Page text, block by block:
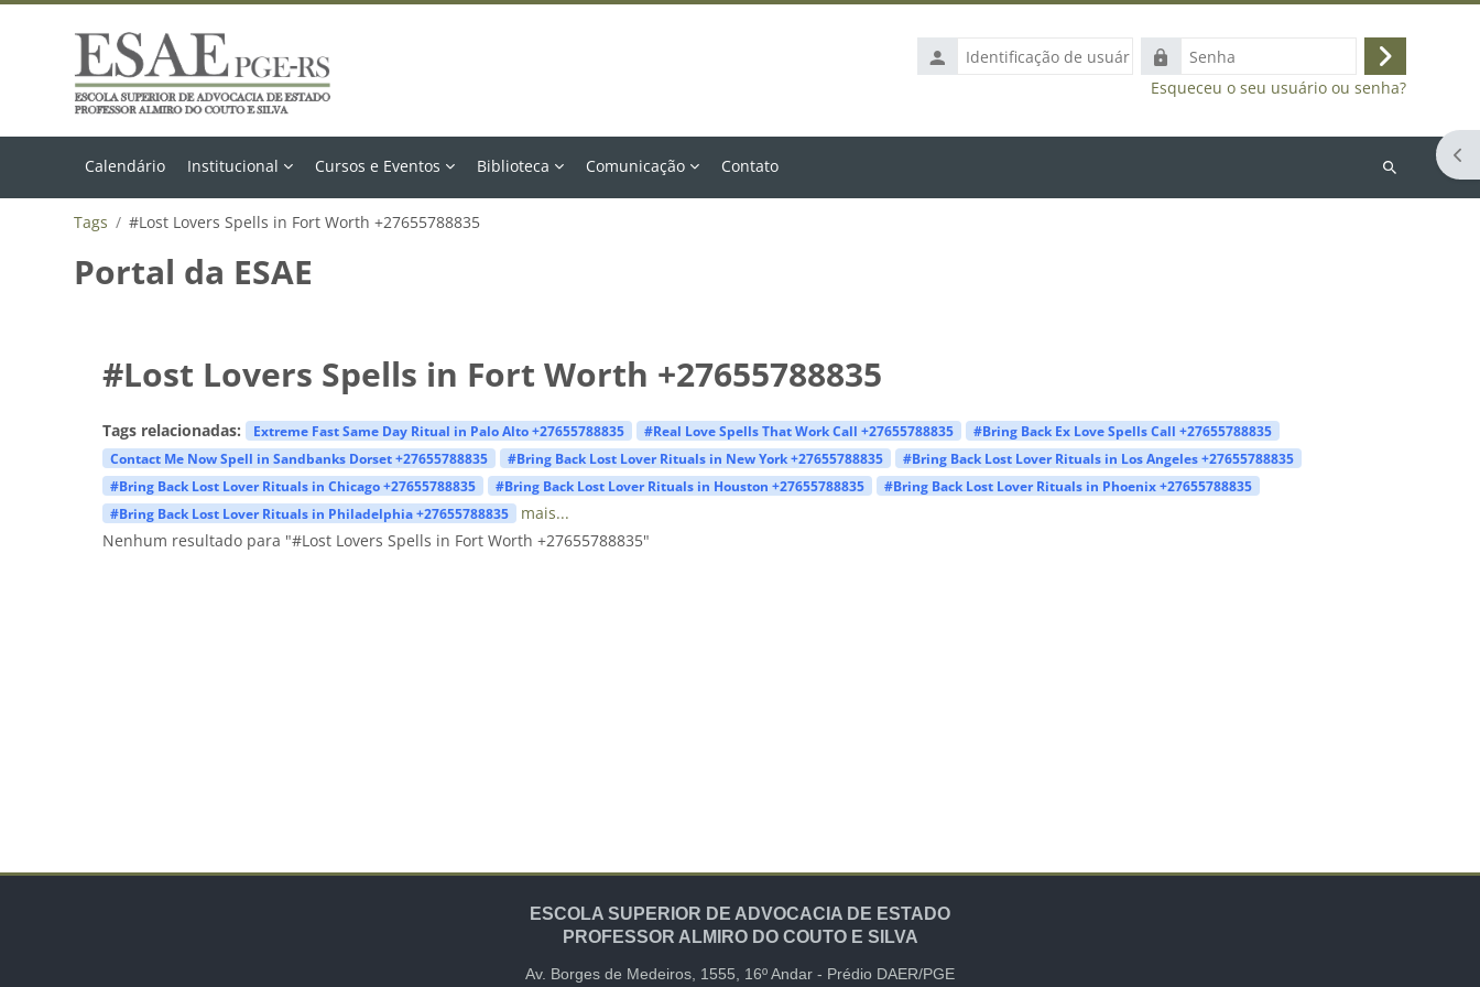
Identificação
de
Senha
Acessar
Esqueceu o seu usuário ou senha?
Calendário Institucional Cursos e Eventos Biblioteca Comunicação Contato
Buscar
Tags #Lost Lovers Spells in Fort Worth +27655788835
Portal da ESAE
#Lost Lovers Spells in Fort Worth +27655788835
Tags relacionadas: Extreme Fast Same Day Ritual in Palo Alto +27655788835 #Real Love Spells That Work Call +27655788835
#Bring Back Ex Love Spells Call +27655788835
Contact Me Now Spell in Sandbanks Dorset +27655788835
#Bring Back Lost Lover Rituals in New York +27655788835
#Bring Back Lost Lover Rituals in Los Angeles +27655788835
#Bring Back Lost Lover Rituals in Chicago +27655788835
#Bring Back Lost Lover Rituals in Houston +27655788835
#Bring Back Lost Lover Rituals in Phoenix +27655788835
#Bring Back Lost Lover Rituals in Philadelphia +27655788835
mais...
Nenhum resultado para "#Lost Lovers Spells in Fort Worth +27655788835"
ESCOLA SUPERIOR DE ADVOCACIA DE ESTADO
PROFESSOR ALMIRO DO COUTO E SILVA
Av. Borges de Medeiros, 1555, 16º Andar - Prédio DAER/PGE